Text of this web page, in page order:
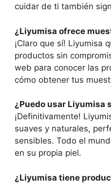
cuidar de ti también
¿Liyumisa ofrece
¡Claro que sí! Liyumisa
productos sin
web para conocer las
cómo obtener tus
¿Puedo usar Liyumisa
¡Definitivamente!
suaves y naturales,
sensibles. Todo el
en su propia piel.
¿Liyumisa tiene